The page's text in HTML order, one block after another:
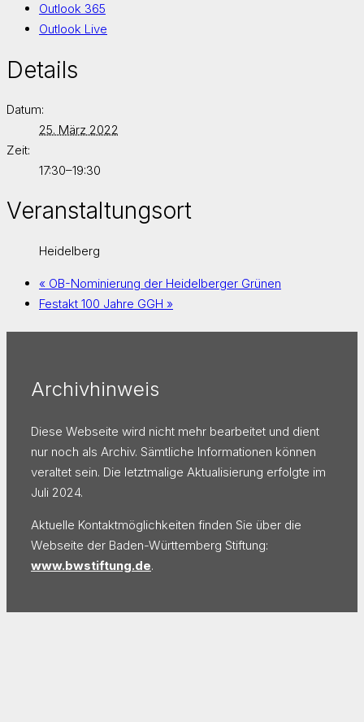
Outlook 365
Outlook Live
Details
Datum:
25. März 2022
Zeit:
17:30–19:30
Veranstaltungsort
Heidelberg
« OB-Nominierung der Heidelberger Grünen
Festakt 100 Jahre GGH »
Archivhinweis
Diese Webseite wird nicht mehr bearbeitet und dient
nur noch als Archiv. Sämtliche Informationen können
veraltet sein. Die letztmalige Aktualisierung erfolgte im
Juli 2024.
Aktuelle Kontaktmöglichkeiten finden Sie über die
Webseite der Baden-Württemberg Stiftung:
www.bwstiftung.de.